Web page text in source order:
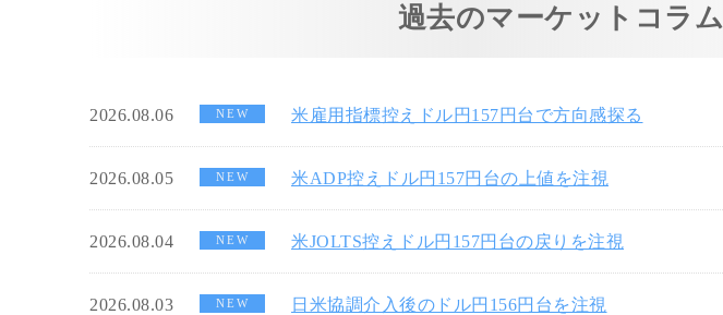
過去のマーケットコラム
2026.08.06 NEW 米雇用指標控えドル円157円台で方向感探る
2026.08.05 NEW 米ADP控えドル円157円台の上値を注視
2026.08.04 NEW 米JOLTS控えドル円157円台の戻りを注視
2026.08.03 NEW 日米協調介入後のドル円156円台を注視